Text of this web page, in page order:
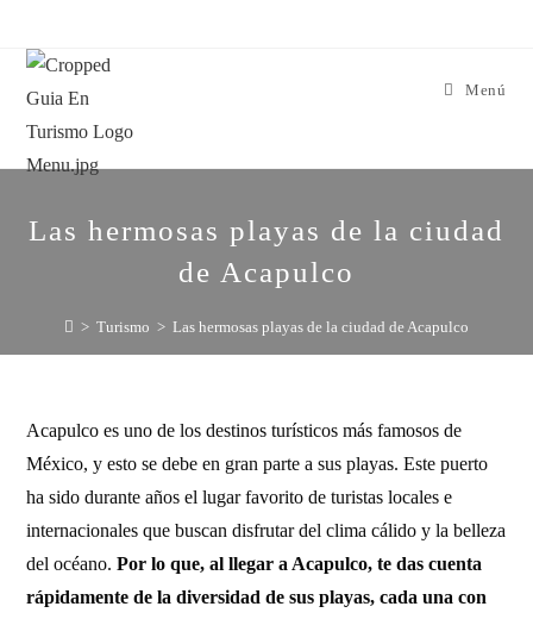
Menú
Las hermosas playas de la ciudad
de Acapulco
> Turismo > Las hermosas playas de la ciudad de Acapulco
Acapulco es uno de los destinos turísticos más famosos de
México, y esto se debe en gran parte a sus playas. Este puerto
ha sido durante años el lugar favorito de turistas locales e
internacionales que buscan disfrutar del clima cálido y la belleza
del océano.Por lo que, al llegar a Acapulco, te das cuenta
rápidamente de la diversidad de sus playas, cada una con